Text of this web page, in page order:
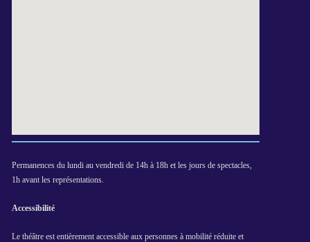
Permanences du lundi au vendredi de 14h à 18h et les jours de spectacles,
1h avant les représentations.
Accessibilité
Le théâtre est entièrement accessible aux personnes à mobilité réduite et